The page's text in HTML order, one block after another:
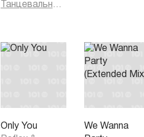
Only You
We Wanna